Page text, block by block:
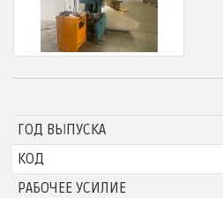
ГОД ВЫПУСКА
КОД
РАБОЧЕЕ УСИЛИЕ